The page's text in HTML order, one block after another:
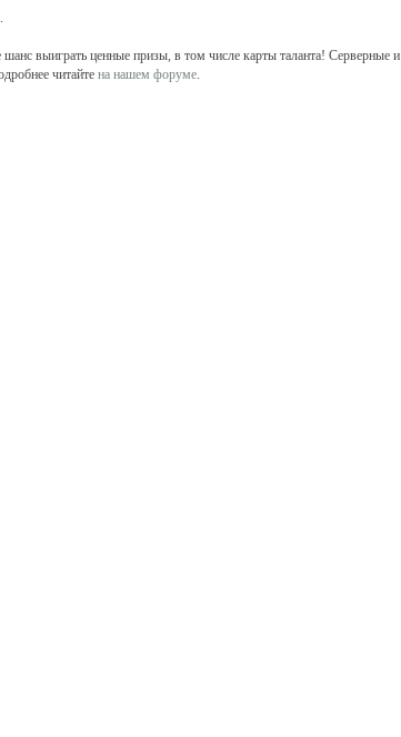
выиграть ценные призы, в том числе карты таланта! Серверные и
читайте на нашем форуме.